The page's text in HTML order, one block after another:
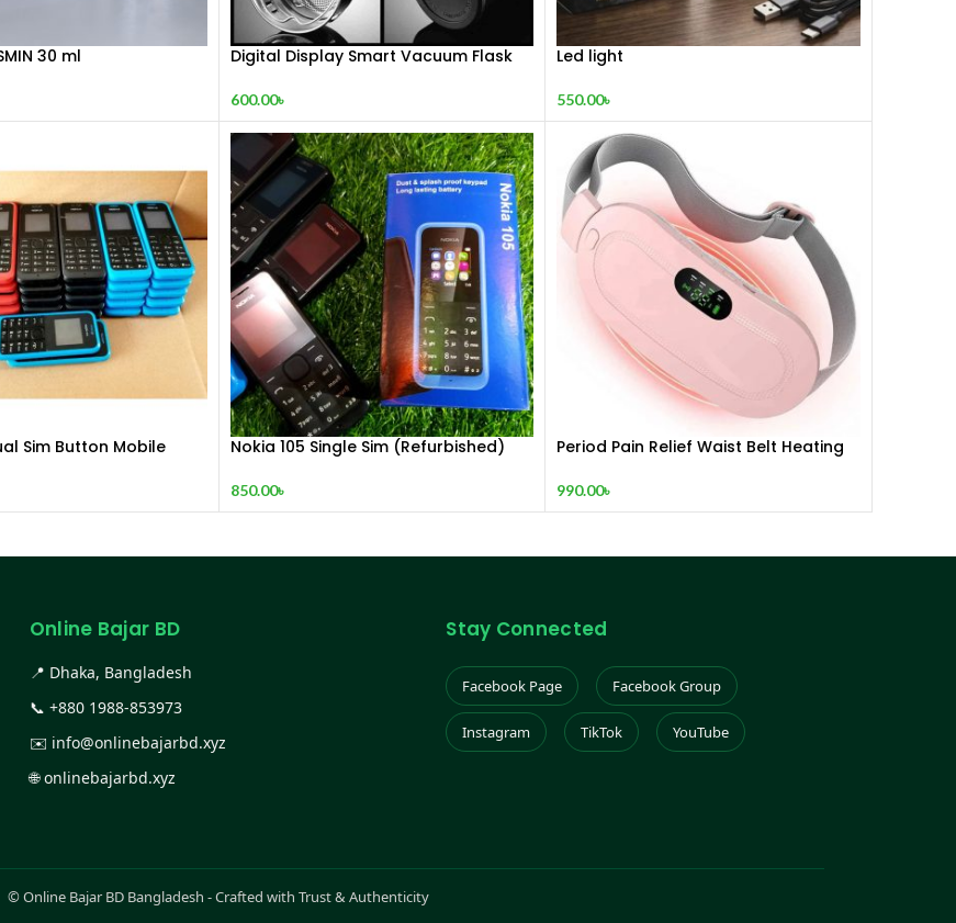
30 ml Digital Display Smart Vacuum Flask
600.00৳
Led light
550.00৳
Sim Button Mobile
Nokia 105 Single Sim (Refurbished)
850.00৳
Period Pain Relief Waist Belt Heating
990.00৳
Online Bajar BD
📍 Dhaka, Bangladesh
📞 +880 1988-853973
✉️ info@onlinebajarbd.xyz
🌐onlinebajarbd.xyz
Stay Connected
Facebook Page Facebook Group
Instagram TikTok YouTube
©Online Bajar BD Bangladesh - Crafted with Trust & Authenticity